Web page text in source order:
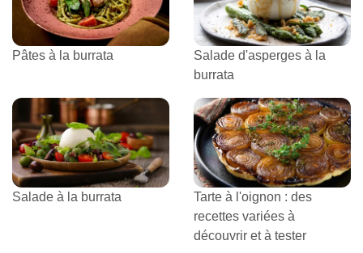
Pâtes à la burrata
Salade d'asperges à la
burrata
Salade à la burrata
Tarte à l'oignon : des
recettes variées à
découvrir et à tester